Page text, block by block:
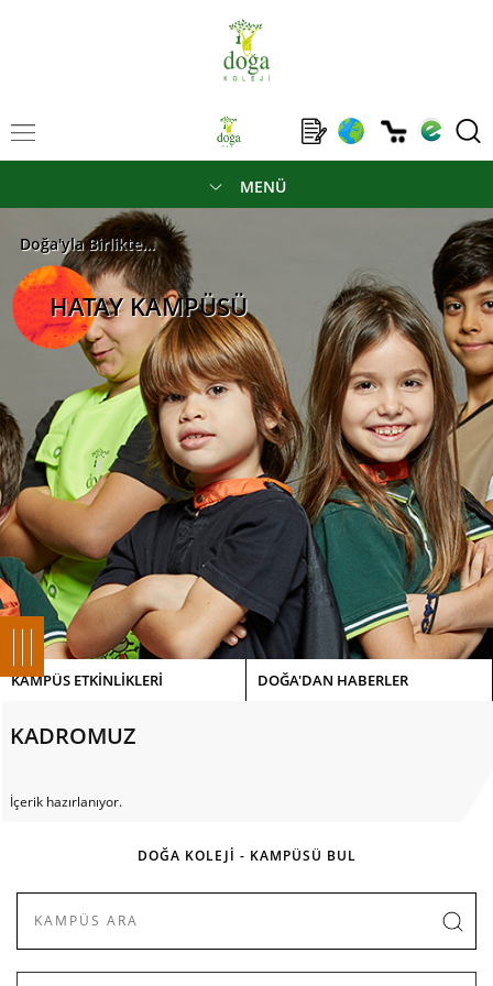
MENÜ
Doğa'yla Birlikte...
HATAY KAMPÜSÜ
KAMPÜS ETKİNLİKLERİ DOĞA'DAN HABERLER
KADROMUZ
İçerik hazırlanıyor.
DOĞA KOLEJİ - KAMPÜSÜ BUL